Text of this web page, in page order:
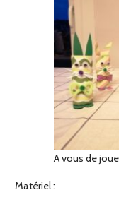
A vous de
Matériel :